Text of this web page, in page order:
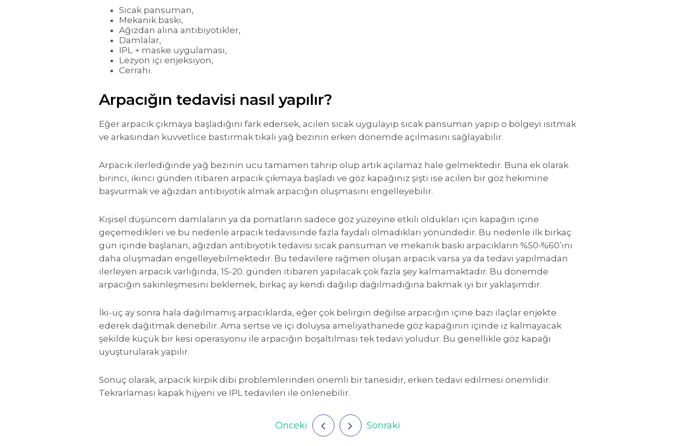
Sıcak pansuman,
Mekanik baskı,
Ağızdan alına antibiyotikler,
Damlalar,
IPL + maske uygulaması,
Lezyon içi enjeksiyon,
Cerrahi.
Arpacığın tedavisi nasıl yapılır?
Eğer arpacık çıkmaya başladığını fark edersek, acilen sıcak uygulayıp sıcak pansuman yapıp o bölgeyi ısıtmak
ve arkasından kuvvetlice bastırmak tıkalı yağ bezinin erken dönemde açılmasını sağlayabilir.
Arpacık ilerlediğinde yağ bezinin ucu tamamen tahrip olup artık açılamaz hale gelmektedir. Buna ek olarak
birinci, ikinci günden itibaren arpacık çıkmaya başladı ve göz kapağınız şişti ise acilen bir göz hekimine
başvurmak ve ağızdan antibiyotik almak arpacığın oluşmasını engelleyebilir.
Kişisel düşüncem damlaların ya da pomatların sadece göz yüzeyine etkili oldukları için kapağın içine
geçemedikleri ve bu nedenle arpacık tedavisinde fazla faydalı olmadıkları yönündedir. Bu nedenle ilk birkaç
gün içinde başlanan, ağızdan antibiyotik tedavisi sıcak pansuman ve mekanik baskı arpacıkların %50-%60’ını
daha oluşmadan engelleyebilmektedir. Bu tedavilere rağmen oluşan arpacık varsa ya da tedavi yapılmadan
ilerleyen arpacık varlığında, 15-20. günden itibaren yapılacak çok fazla şey kalmamaktadır. Bu dönemde
arpacığın sakinleşmesini beklemek, birkaç ay kendi dağılıp dağılmadığına bakmak iyi bir yaklaşımdır.
İki-üç ay sonra hala dağılmamış arpacıklarda, eğer çok belirgin değilse arpacığın içine bazı ilaçlar enjekte
ederek dağıtmak denebilir. Ama sertse ve içi doluysa ameliyathanede göz kapağının içinde iz kalmayacak
şekilde küçük bir kesi operasyonu ile arpacığın boşaltılması tek tedavi yoludur. Bu genellikle göz kapağı
uyuşturularak yapılır.
Sonuç olarak, arpacık kirpik dibi problemlerinden önemli bir tanesidir, erken tedavi edilmesi önemlidir.
Tekrarlaması kapak hijyeni ve IPL tedavileri ile önlenebilir.
Önceki Sonraki